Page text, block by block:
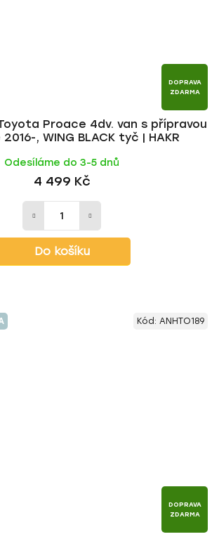
DOPRAVA
ZDARMA
Proace 4dv. van s přípravou
, WING BLACK tyč | HAKR
Odesíláme do 3-5 dnů
4 499 Kč
Do košíku
DOPRAVA
ZDARMA
Kód: ANHTO189